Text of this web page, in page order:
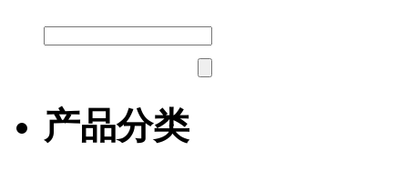
产品分类